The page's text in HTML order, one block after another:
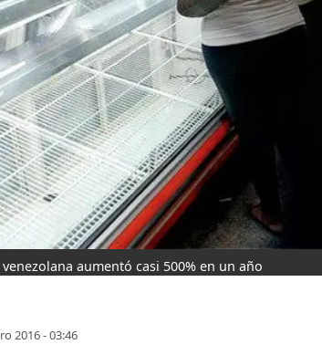
aumentó casi 500% en un año
2016 - 03:46